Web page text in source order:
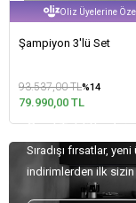
Oliz Üyelerine
Şampiyon 3'lü Set
93.537,00 TL%14
79.990,00 TL
Özel Teklifler İçin
Sıradışı fırsatlar,
indirimlerden ilk